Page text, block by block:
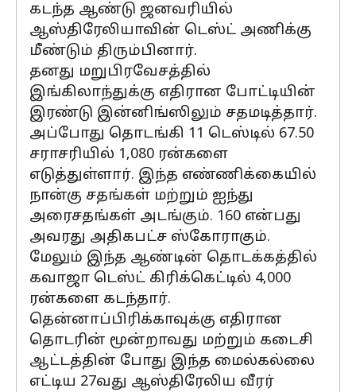
கடந்த ஆண்டு ஜனவரியில்
ஆஸ்திரேலியாவின் டெஸ்ட் அணிக்கு
மீண்டும் திரும்பினார்.
தனது மறுபிரவேசத்தில்
இங்கிலாந்துக்கு எதிரான போட்டியின்
இரண்டு இன்னிங்ஸிலும் சதமடித்தார்.
அப்போது தொடங்கி 11 டெஸ்டில் 67.50
சராசரியில் 1,080 ரன்களை
எடுத்துள்ளார். இந்த எண்ணிக்கையில்
நான்கு சதங்கள் மற்றும் ஐந்து
அரைசதங்கள் அடங்கும். 160 என்பது
அவரது அதிகபட்ச ஸ்கோராகும்.
மேலும் இந்த ஆண்டின் தொடக்கத்தில்
கவாஜா டெஸ்ட் கிரிக்கெட்டில் 4,000
ரன்களை கடந்தார்.
தென்னாப்பிரிக்காவுக்கு எதிரான
தொடரின் மூன்றாவது மற்றும் கடைசி
ஆட்டத்தின் போது இந்த மைல்கல்லை
எட்டிய 27வது ஆஸ்திரேலிய வீரர்